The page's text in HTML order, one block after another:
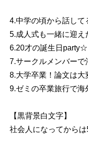
4.中学の頃から話し
5.成人式も一緒に迎え
6.20才の誕生日party☆
7.サークルメンバーで
8.大学卒業！論文は大
9.ゼミの卒業旅行で
【黒背景白文字】
社会人になってから